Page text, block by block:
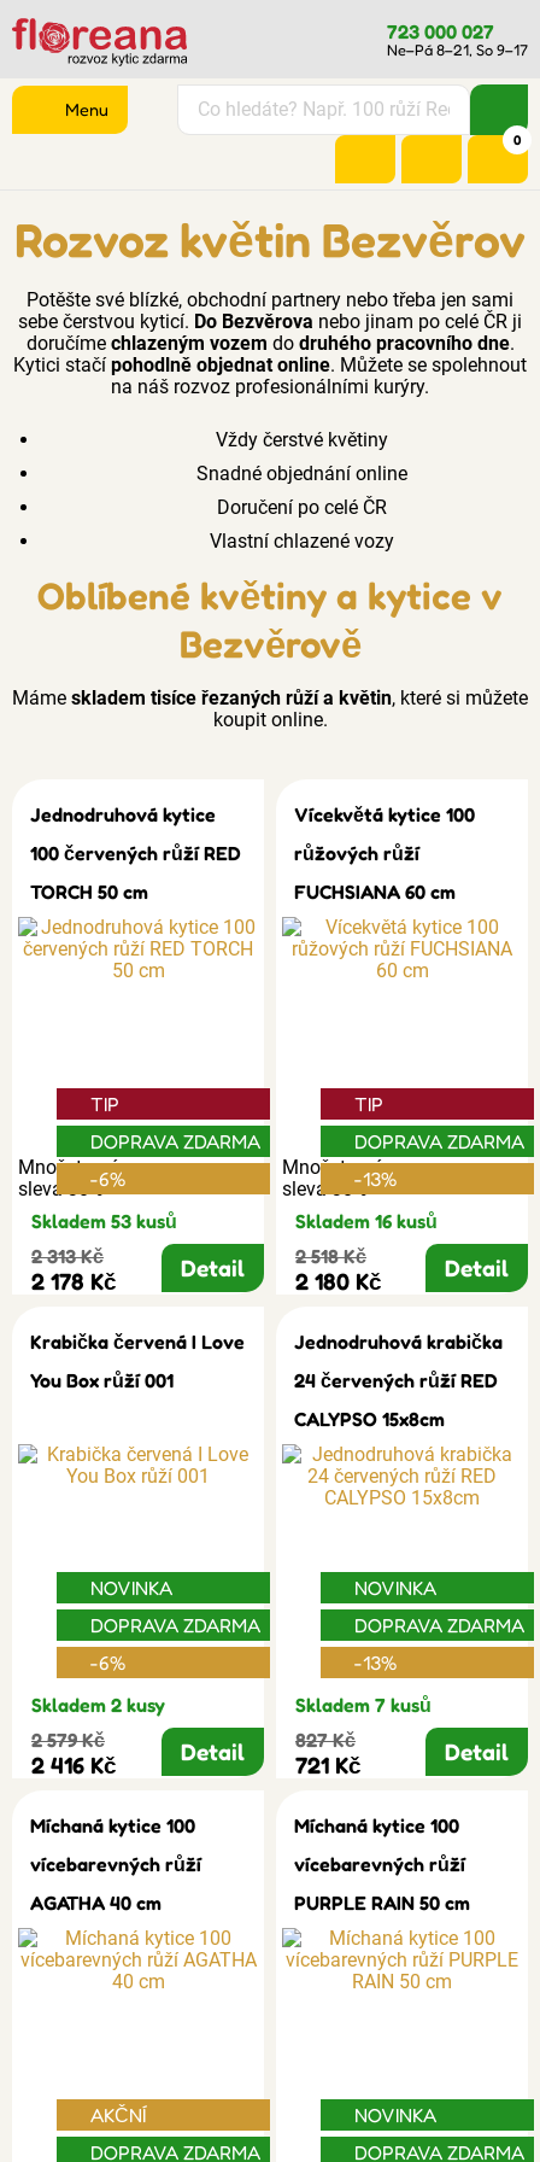
723 000 027
Ne–Pá 8–21, So 9–17
0
Menu
Rozvoz květin Bezvěrov
Potěšte své blízké, obchodní partnery nebo třeba jen sami
sebe čerstvou kyticí. Do Bezvěrova nebo jinam po celé ČR ji
doručíme chlazeným vozem do druhého pracovního dne.
Kytici stačí pohodlně objednat online. Můžete se spolehnout
na náš rozvoz profesionálními kurýry.
Vždy čerstvé květiny
Snadné objednání online
Doručení po celé ČR
Vlastní chlazené vozy
Oblíbené květiny a kytice v
Bezvěrově
Máme skladem tisíce řezaných růží a květin, které si můžete
koupit online.
Jednodruhová kytice
100 červených růží RED
TORCH 50 cm
Množstevní
sleva 30%
TIP
DOPRAVA ZDARMA
-6%
Skladem 53 kusů
2 313 Kč
2 178 Kč Detail
Vícekvětá kytice 100
růžových růží
FUCHSIANA 60 cm
Množstevní
sleva 30%
TIP
DOPRAVA ZDARMA
-13%
Skladem 16 kusů
2 518 Kč
2 180 Kč Detail
Krabička červená I Love
You Box růží 001
NOVINKA
DOPRAVA ZDARMA
-6%
Skladem 2 kusy
2 579 Kč
2 416 Kč Detail
Jednodruhová krabička
24 červených růží RED
CALYPSO 15x8cm
NOVINKA
DOPRAVA ZDARMA
-13%
Skladem 7 kusů
827 Kč
721 Kč Detail
Míchaná kytice 100
vícebarevných růží
AGATHA 40 cm
AKČNÍ
DOPRAVA ZDARMA
Míchaná kytice 100
vícebarevných růží
PURPLE RAIN 50 cm
NOVINKA
DOPRAVA ZDARMA